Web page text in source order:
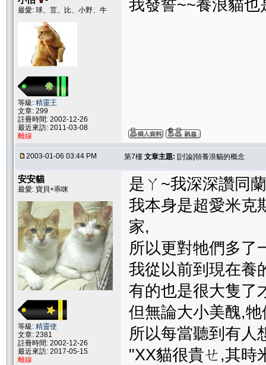
最愛: 球、荳、比、小野、牛
等級: 精靈王
文章: 299
註冊時間: 2002-12-26
最近來訪: 2011-03-08
離線
我發誓~~養浪貓也
2003-01-06 03:44 PM 第7樓 文章主題: [討論]領養浪貓的概念
安安貓
最愛: 寶貝+乖咪
等級: 精靈使
文章: 2381
註冊時間: 2002-12-26
最近來訪: 2017-05-15
離線
是ㄚ~我深深讚同
我本身是超愛米克
家,
所以更對牠們多了
我從以前到現在養
有的也是很大隻了
但無論大小美醜,
所以每當聽到有人
"XX貓很貴ㄝ,其時